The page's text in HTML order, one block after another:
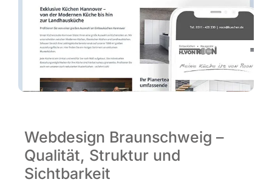
Webdesign Braunschweig –
Qualität, Struktur und
Sichtbarkeit